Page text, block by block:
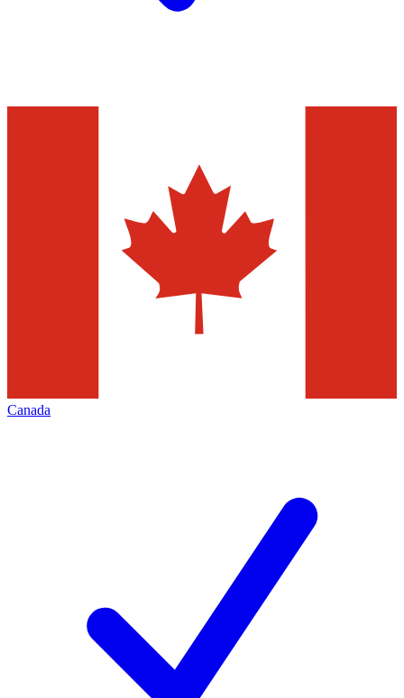
Canada